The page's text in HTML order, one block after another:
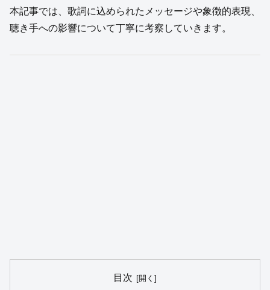
本記事では、歌詞に込められたメッセージや象徴的表現、
聴き手への影響について丁寧に考察していきます。
目次